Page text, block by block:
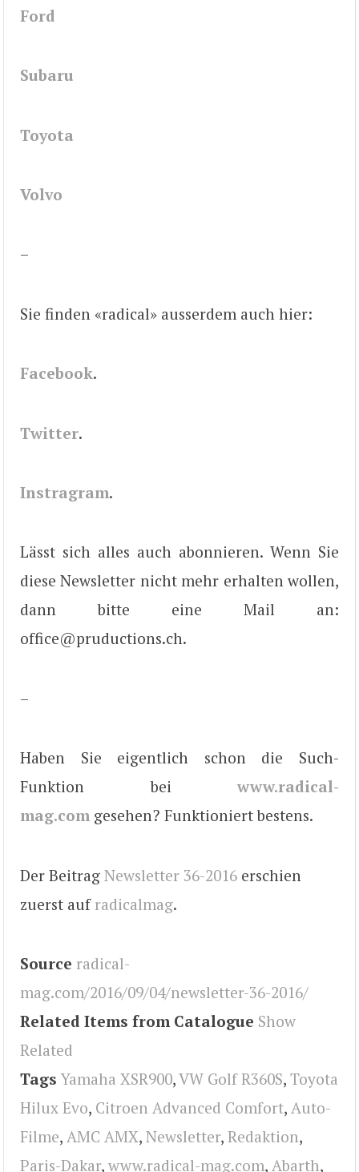
Ford
Subaru
Toyota
Volvo
–
Sie finden «radical» ausserdem auch hier:
Facebook.
Twitter.
Instragram.
Lässt sich alles auch abonnieren. Wenn Sie
diese Newsletter nicht mehr erhalten wollen,
dann bitte eine Mail an:
office@pruductions.ch.
–
Haben Sie eigentlich schon die Such-
Funktion bei www.radical-
mag.com gesehen? Funktioniert bestens.
Der Beitrag Newsletter 36-2016 erschien
zuerst auf radicalmag.
Source radical-
mag.com/2016/09/04/newsletter-36-2016/
Related Items from Catalogue Show
Related
Tags Yamaha XSR900,VW Golf R360S, Toyota
Hilux Evo, Citroen Advanced Comfort, Auto-
Filme, AMC AMX, Newsletter, Redaktion,
Paris-Dakar, www.radical-mag.com, Abarth,